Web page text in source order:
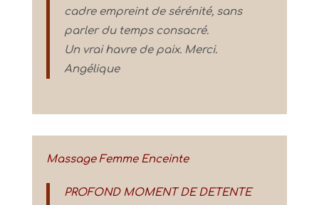
cadre empreint de sérénité, sans
parler du temps consacré.
Un vrai havre de paix. Merci.
Angélique
Massage Femme Enceinte
PROFOND MOMENT DE DETENTE